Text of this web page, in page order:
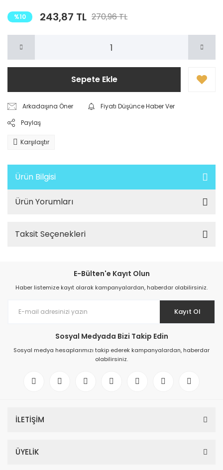
%10 243,87 TL 270,96 TL
Sepete Ekle
Arkadaşına Öner
Fiyatı Düşünce Haber Ver
Paylaş
Karşılaştır
Ürün Bilgisi
Ürün Yorumları
Taksit Seçenekleri
E-Bülten'e Kayıt Olun
Haber listemize kayıt olarak kampanyalardan, haberdar olabilirsiniz.
Kayıt Ol
Sosyal Medyada Bizi Takip Edin
Sosyal medya hesaplarımızı takip ederek kampanyalardan, haberdar
olabilirsiniz.
İLETİŞİM
ÜYELİK